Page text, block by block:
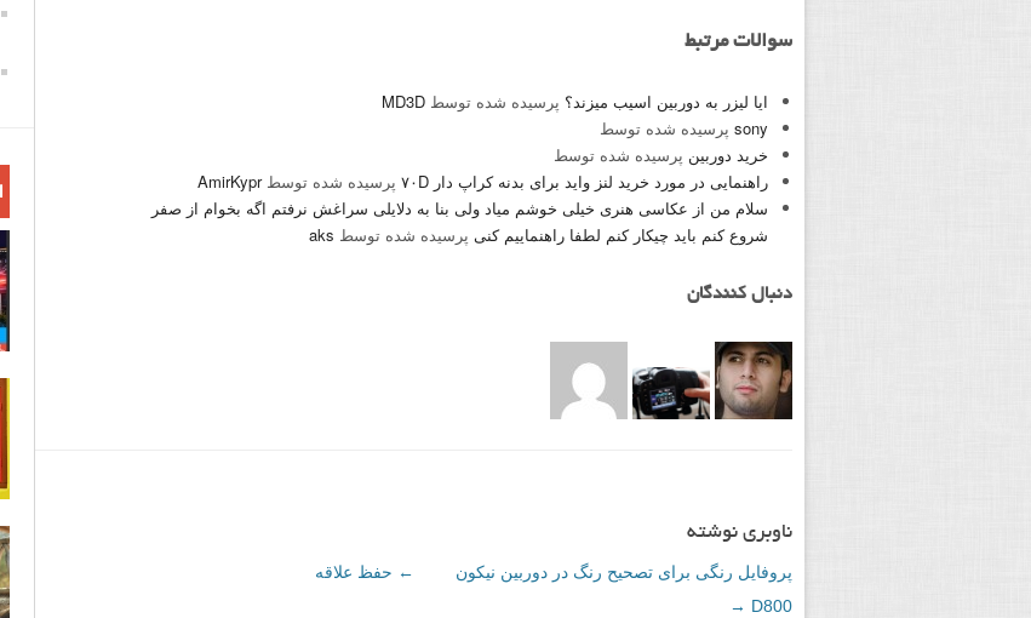
سوالات مرتبط
ایا لیزر به دوربین اسیب میزند؟ پرسیده شده توسط MD3D
sony پرسیده شده توسط
خرید دوربین پرسیده شده توسط
راهنمایی در مورد خرید لنز واید برای بدنه کراپ دار ۷۰D
پرسیده شده توسطAmirKypr
سلام من از عکاسی هنری خیلی خوشم میاد ولی بنا به دلایلی سراغش نرفتم اگه بخوام از صفر
شروع کنم باید چیکار کنم لطفا راهنماییم کنی پرسیده شده توسط aks
دنبال کنندگان
ناوبری نوشته
← حفظ علاقه
پروفایل رنگی برای تصحیح رنگ در دوربین نیکون
D800
→